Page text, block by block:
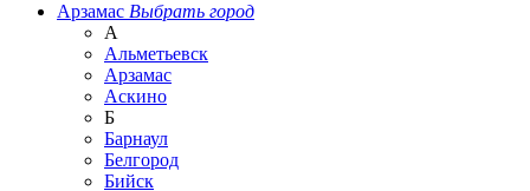
Арзамас Выбрать город
А
Альметьевск
Арзамас
Аскино
Б
Барнаул
Белгород
Бийск